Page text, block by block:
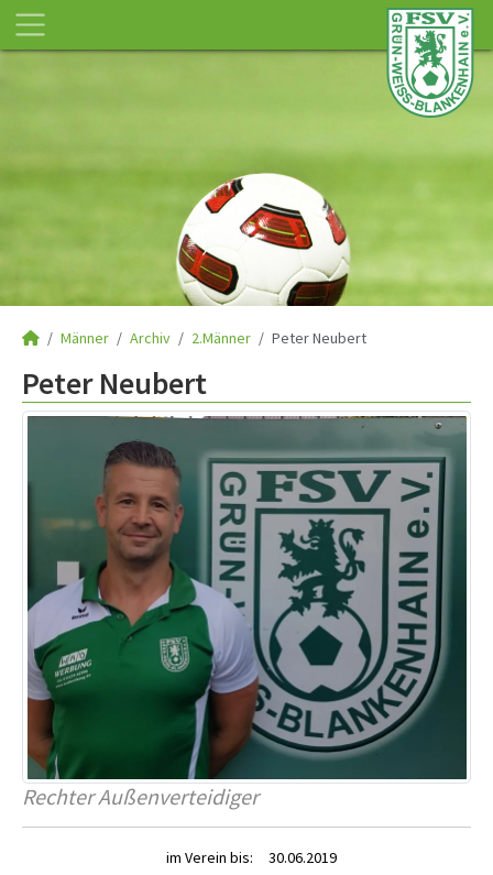
Männer Archiv 2.Männer Peter Neubert
Peter Neubert
Rechter Außenverteidiger
im Verein bis:
30.06.2019